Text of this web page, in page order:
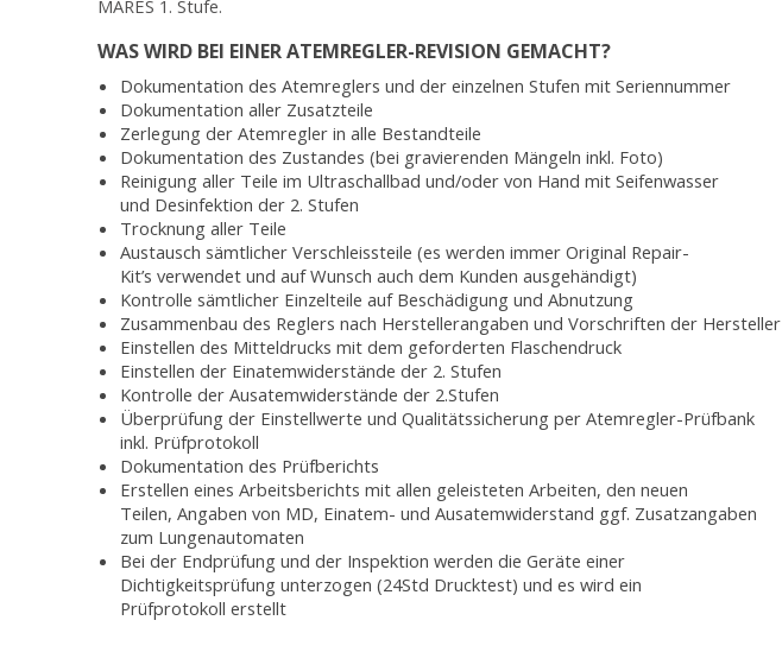
MARES 1. Stufe.
WAS WIRD BEI EINER ATEMREGLER-REVISION GEMACHT?
Dokumentation des Atemreglers und der einzelnen Stufen mit Seriennummer
Dokumentation aller Zusatzteile
Zerlegung der Atemregler in alle Bestandteile
Dokumentation des Zustandes (bei gravierenden Mängeln inkl. Foto)
Reinigung aller Teile im Ultraschallbad und/oder von Hand mit Seifenwasser
und Desinfektion der 2. Stufen
Trocknung aller Teile
Austausch sämtlicher Verschleissteile (es werden immer Original Repair-
Kit’s verwendet und auf Wunsch auch dem Kunden ausgehändigt)
Kontrolle sämtlicher Einzelteile auf Beschädigung und Abnutzung
Zusammenbau des Reglers nach Herstellerangaben und Vorschriften der Hersteller
Einstellen des Mitteldrucks mit dem geforderten Flaschendruck
Einstellen der Einatemwiderstände der 2. Stufen
Kontrolle der Ausatemwiderstände der 2.Stufen
Überprüfung der Einstellwerte und Qualitätssicherung per Atemregler-Prüfbank
inkl. Prüfprotokoll
Dokumentation des Prüfberichts
Erstellen eines Arbeitsberichts mit allen geleisteten Arbeiten, den neuen
Teilen, Angaben von MD, Einatem- und Ausatemwiderstand ggf. Zusatzangaben
zum Lungenautomaten
Bei der Endprüfung und der Inspektion werden die Geräte einer
Dichtigkeitsprüfung unterzogen (24Std Drucktest) und es wird ein
Prüfprotokoll erstellt